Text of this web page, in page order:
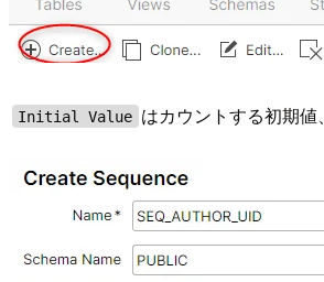
Initial Value はカウントする初期値、